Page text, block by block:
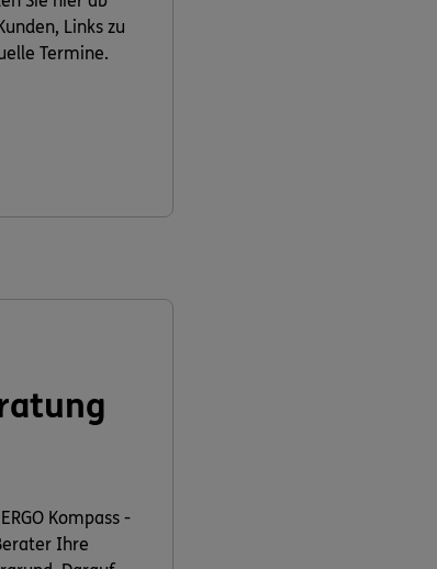
Links zu
Termine.
Kompass -
Ihre